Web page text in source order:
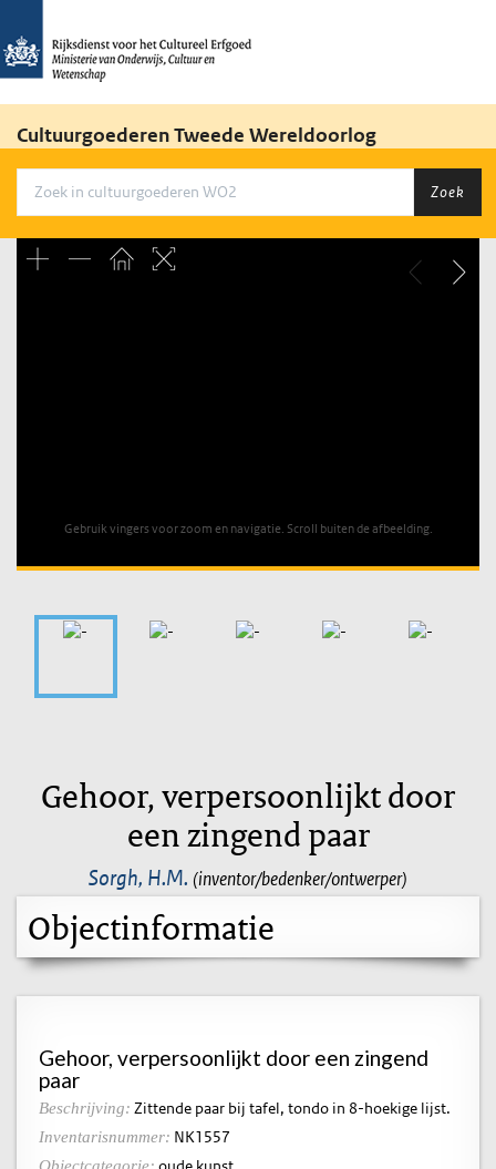
Cultuurgoederen Tweede Wereldoorlog
Zoek
Gebruik vingers voor zoom en navigatie. Scroll buiten de afbeelding.
Gehoor, verpersoonlijkt door
een zingend paar
Sorgh, H.M. (inventor/bedenker/ontwerper)
Objectinformatie
Gehoor, verpersoonlijkt door een zingend
paar
Beschrijving: Zittende paar bij tafel, tondo in 8-hoekige lijst.
Inventarisnummer: NK1557
Objectcategorie: